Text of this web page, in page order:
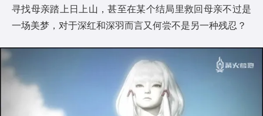
寻找母亲踏上日上山，甚至在某个结局里救回母亲不过是
一场美梦，对于深红和深羽而言又何尝不是另一种残忍？